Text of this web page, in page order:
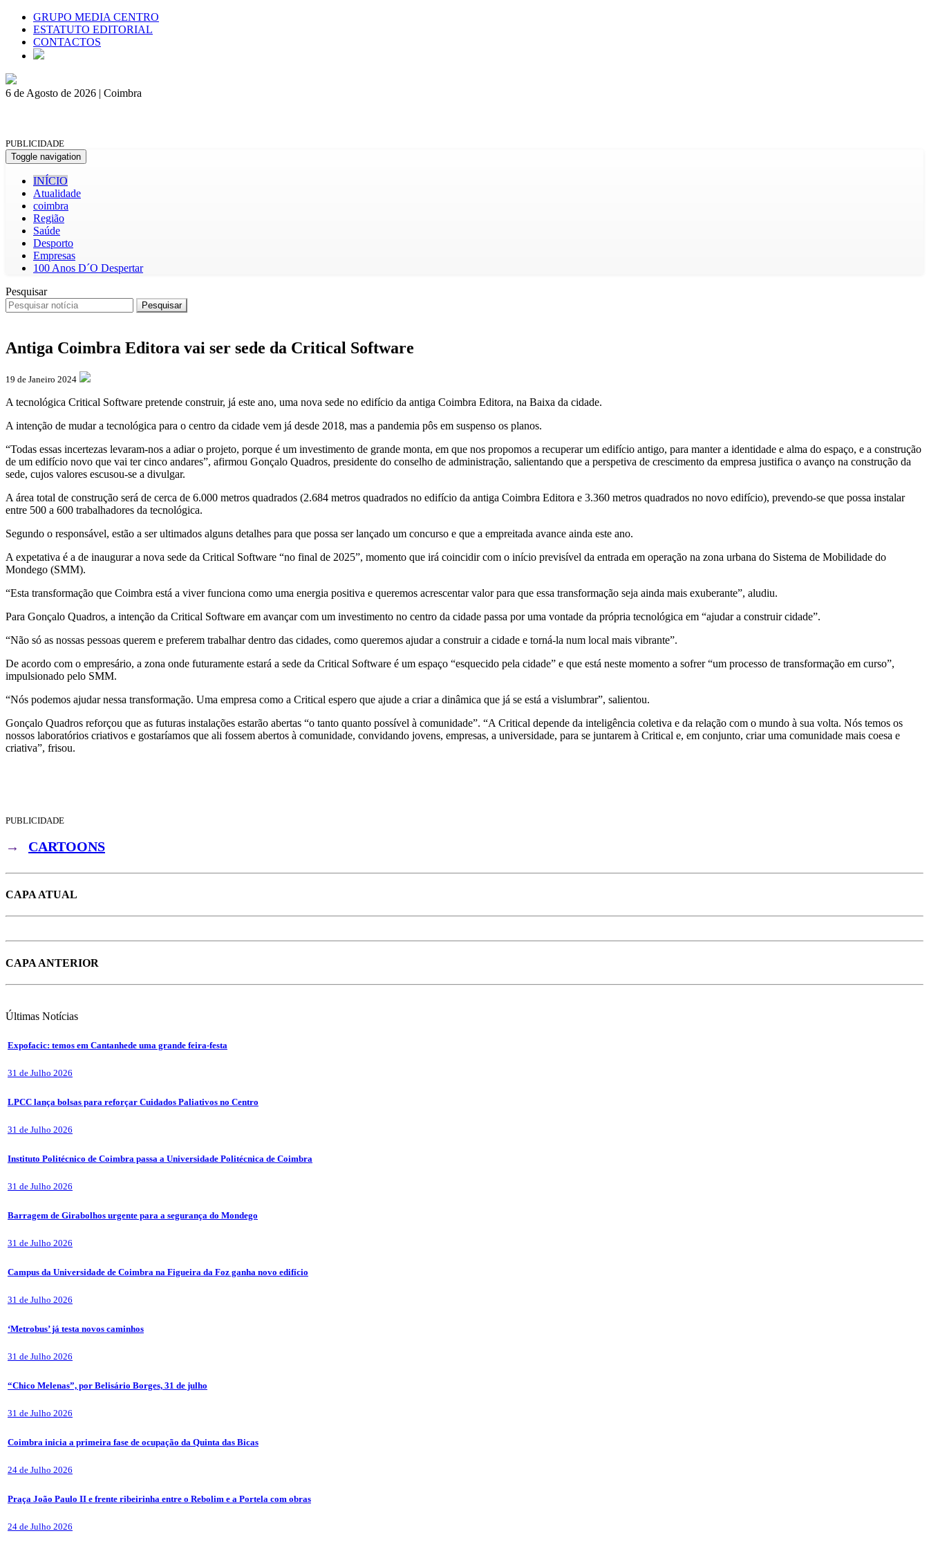
GRUPO MEDIA CENTRO
ESTATUTO EDITORIAL
CONTACTOS
6 de Agosto de 2026 | Coimbra
PUBLICIDADE
Toggle navigation
INÍCIO
Atualidade
coimbra
Região
Saúde
Desporto
Empresas
100 Anos D´O Despertar
Pesquisar
Pesquisar
Antiga Coimbra Editora vai ser sede da Critical Software
19 de Janeiro 2024
A tecnológica Critical Software pretende construir, já este ano, uma nova sede no edifício da antiga Coimbra Editora, na Baixa da cidade.
A intenção de mudar a tecnológica para o centro da cidade vem já desde 2018, mas a pandemia pôs em suspenso os planos.
“Todas essas incertezas levaram-nos a adiar o projeto, porque é um investimento de grande monta, em que nos propomos a recuperar um edifício antigo, para manter a identidade e alma do espaço, e a construção
de um edifício novo que vai ter cinco andares”, afirmou Gonçalo Quadros, presidente do conselho de administração, salientando que a perspetiva de crescimento da empresa justifica o avanço na construção da
sede, cujos valores escusou-se a divulgar.
A área total de construção será de cerca de 6.000 metros quadrados (2.684 metros quadrados no edifício da antiga Coimbra Editora e 3.360 metros quadrados no novo edifício), prevendo-se que possa instalar
entre 500 a 600 trabalhadores da tecnológica.
Segundo o responsável, estão a ser ultimados alguns detalhes para que possa ser lançado um concurso e que a empreitada avance ainda este ano.
A expetativa é a de inaugurar a nova sede da Critical Software “no final de 2025”, momento que irá coincidir com o início previsível da entrada em operação na zona urbana do Sistema de Mobilidade do
Mondego (SMM).
“Esta transformação que Coimbra está a viver funciona como uma energia positiva e queremos acrescentar valor para que essa transformação seja ainda mais exuberante”, aludiu.
Para Gonçalo Quadros, a intenção da Critical Software em avançar com um investimento no centro da cidade passa por uma vontade da própria tecnológica em “ajudar a construir cidade”.
“Não só as nossas pessoas querem e preferem trabalhar dentro das cidades, como queremos ajudar a construir a cidade e torná-la num local mais vibrante”.
De acordo com o empresário, a zona onde futuramente estará a sede da Critical Software é um espaço “esquecido pela cidade” e que está neste momento a sofrer “um processo de transformação em curso”,
impulsionado pelo SMM.
“Nós podemos ajudar nessa transformação. Uma empresa como a Critical espero que ajude a criar a dinâmica que já se está a vislumbrar”, salientou.
Gonçalo Quadros reforçou que as futuras instalações estarão abertas “o tanto quanto possível à comunidade”. “A Critical depende da inteligência coletiva e da relação com o mundo à sua volta. Nós temos os
nossos laboratórios criativos e gostaríamos que ali fossem abertos à comunidade, convidando jovens, empresas, a universidade, para se juntarem à Critical e, em conjunto, criar uma comunidade mais coesa e
criativa”, frisou.
PUBLICIDADE
→ CARTOONS
CAPA ATUAL
CAPA ANTERIOR
Últimas Notícias
Expofacic: temos em Cantanhede uma grande feira-festa
31 de Julho 2026
LPCC lança bolsas para reforçar Cuidados Paliativos no Centro
31 de Julho 2026
Instituto Politécnico de Coimbra passa a Universidade Politécnica de Coimbra
31 de Julho 2026
Barragem de Girabolhos urgente para a segurança do Mondego
31 de Julho 2026
Campus da Universidade de Coimbra na Figueira da Foz ganha novo edifício
31 de Julho 2026
‘Metrobus’ já testa novos caminhos
31 de Julho 2026
“Chico Melenas”, por Belisário Borges, 31 de julho
31 de Julho 2026
Coimbra inicia a primeira fase de ocupação da Quinta das Bicas
24 de Julho 2026
Praça João Paulo II e frente ribeirinha entre o Rebolim e a Portela com obras
24 de Julho 2026